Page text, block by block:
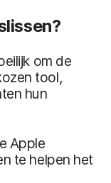
om de
tool,
hun
Apple
te helpen het